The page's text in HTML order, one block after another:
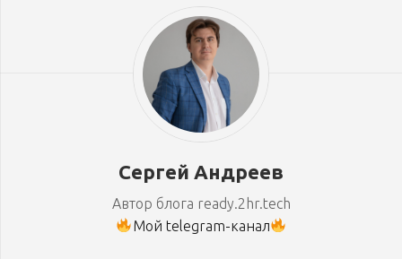
Сергей Андреев
Автор блога ready.2hr.tech
Мой telegram-канал